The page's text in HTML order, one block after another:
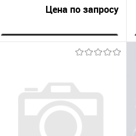
Цена по запросу
Запросить цену
Купить в 1
сравнению
В избранное
Под заказ